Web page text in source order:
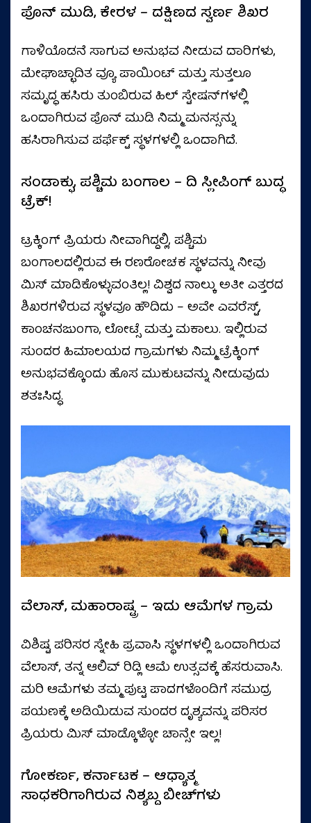
ಪೊನ್ ಮುಡಿ, ಕೇರಳ – ದಕ್ಷಿಣದ ಸ್ವರ್ಣ ಶಿಖರ
ಗಾಳಿಯೊಡನೆ ಸಾಗುವ ಅನುಭವ ನೀಡುವ ದಾರಿಗಳು,
ಮೇಘಾಚ್ಛಾದಿತ ವ್ಯೂ ಪಾಯಿಂಟ್ ಮತ್ತು ಸುತ್ತಲೂ
ಸಮೃದ್ಧ ಹಸಿರು ತುಂಬಿರುವ ಹಿಲ್ ಸ್ಟೇಷನ್‌ಗಳಲ್ಲಿ
ಒಂದಾಗಿರುವ ಪೊನ್ ಮುಡಿ ನಿಮ್ಮ ಮನಸ್ಸನ್ನು
ಹಸಿರಾಗಿಸುವ ಪರ್ಫೆಕ್ಟ್ ಸ್ಥಳಗಳಲ್ಲಿ ಒಂದಾಗಿದೆ.
ಸಂಡಾಕ್ಫು, ಪಶ್ಚಿಮ ಬಂಗಾಲ – ದಿ ಸ್ಲೀಪಿಂಗ್ ಬುದ್ಧ
ಟ್ರೆಕ್!
ಟ್ರಕ್ಕಿಂಗ್ ಪ್ರಿಯರು ನೀವಾಗಿದ್ದಲ್ಲಿ, ಪಶ್ಚಿಮ
ಬಂಗಾಲದಲ್ಲಿರುವ ಈ ರಣರೋಚಕ ಸ್ಥಳವನ್ನು ನೀವು
ಮಿಸ್ ಮಾಡಿಕೊಳ್ಳುವಂತಿಲ್ಲ! ವಿಶ್ವದ ನಾಲ್ಕು ಅತೀ ಎತ್ತರದ
ಶಿಖರಗಳಿರುವ ಸ್ಥಳವೂ ಹೌದಿದು – ಅವೇ ಎವರೆಸ್ಟ್,
ಕಾಂಚನಜುಂಗಾ, ಲೋಟ್ಸೆ ಮತ್ತು ಮಕಾಲು. ಇಲ್ಲಿರುವ
ಸುಂದರ ಹಿಮಾಲಯದ ಗ್ರಾಮಗಳು ನಿಮ್ಮ ಟ್ರೆಕ್ಕಿಂಗ್
ಅನುಭವಕ್ಕೊಂದು ಹೊಸ ಮುಕುಟವನ್ನು ನೀಡುವುದು
ಶತಃಸಿದ್ಧ.
ವೆಲಾಸ್, ಮಹಾರಾಷ್ಟ್ರ – ಇದು ಆಮೆಗಳ ಗ್ರಾಮ
ವಿಶಿಷ್ಟ ಪರಿಸರ ಸ್ನೇಹಿ ಪ್ರವಾಸಿ ಸ್ಥಳಗಳಲ್ಲಿ ಒಂದಾಗಿರುವ
ವೆಲಾಸ್, ತನ್ನ ಆಲಿವ್ ರಿಡ್ಲಿ ಆಮೆ ಉತ್ಸವಕ್ಕೆ ಹೆಸರುವಾಸಿ.
ಮರಿ ಆಮೆಗಳು ತಮ್ಮ ಪುಟ್ಟ ಪಾದಗಳೊಂದಿಗೆ ಸಮುದ್ರ
ಪಯಣಕ್ಕೆ ಅಡಿಯಿಡುವ ಸುಂದರ ದೃಶ್ಯವನ್ನು ಪರಿಸರ
ಪ್ರಿಯರು ಮಿಸ್ ಮಾಡ್ಕೊಳ್ಳೋ ಚಾನ್ಸೇ ಇಲ್ಲ!
ಗೋಕರ್ಣ, ಕರ್ನಾಟಕ – ಆಧ್ಯಾತ್ಮ
ಸಾಧಕರಿಗಾಗಿರುವ ನಿಶ್ಯಬ್ದ ಬೀಚ್‌ಗಳು